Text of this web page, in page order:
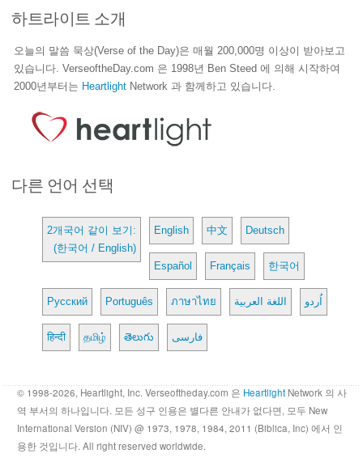
하트라이트 소개
오늘의 말씀 묵상(Verse of the Day)은 매월 200,000명 이상이 받아보고
있습니다. VerseoftheDay.com 은 1998년 Ben Steed 에 의해 시작하여
2000년부터는 Heartlight Network 과 함께하고 있습니다.
다른 언어 선택
2개국어 같이 보기:
(한국어 / English)
English 中文 Deutsch
Español Français 한국어
Русский Português ภาษาไทย اللغة العربية اُردو
हिन्दी தமிழ் తెలుగు فارسی
© 1998-2026, Heartlight, Inc. Verseoftheday.com 은 Heartlight Network 의 사
역 부서의 하나입니다. 모든 성구 인용은 별다른 안내가 없다면, 모두 New
International Version (NIV) @ 1973, 1978, 1984, 2011 (Biblica, Inc) 에서 인
용한 것입니다. All right reserved worldwide.